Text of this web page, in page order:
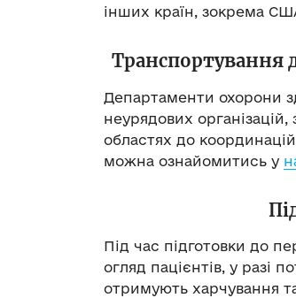
інших країн, зокрема
Транспортування
Департаменти охорони
неурядових організацій,
областях до
можна ознайомитись у
Під час підготовки до
огляд пацієнтів, у разі
отримують харчування